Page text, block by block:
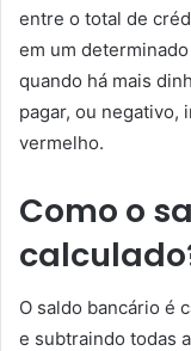
entre o total de
em um
quando há mais
pagar, ou negativo,
vermelho.
Como o
O saldo bancário é
e subtraindo todas